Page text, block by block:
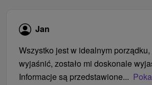
Jan
Wszystko jest w idealnym porządku,
wyjaśnić, zostało mi doskonale
Informacje są przedstawione...